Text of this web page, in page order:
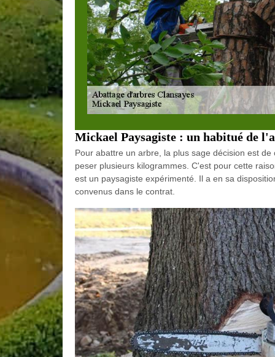
Mickael Paysagiste : un habitué de
Pour abattre un arbre, la plus sage décision est
peser plusieurs kilogrammes. C'est pour cette
est un paysagiste expérimenté. Il a en sa
convenus dans le contrat.